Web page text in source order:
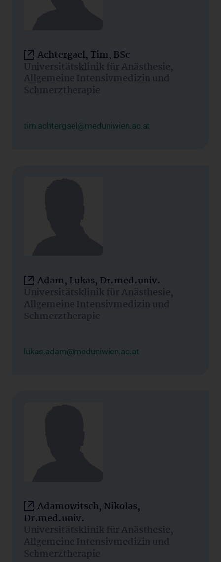
Achtergael, Tim, BSc
Universitätsklinik für Anästhesie,
Allgemeine Intensivmedizin und
Schmerztherapie
tim.achtergael@meduniwien.ac.at
Adam, Lukas, Dr.med.univ.
Universitätsklinik für Anästhesie,
Allgemeine Intensivmedizin und
Schmerztherapie
lukas.adam@meduniwien.ac.at
Adamowitsch, Nikolas,
Dr.med.univ.
Universitätsklinik für Anästhesie,
Allgemeine Intensivmedizin und
Schmerztherapie